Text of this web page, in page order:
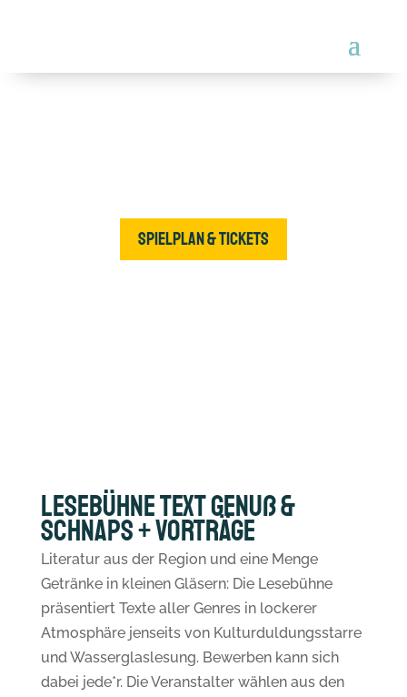
Spielplan & Tickets
Lesebühne Text Genuß &
Schnaps + Vorträge
Literatur aus der Region und eine Menge
Getränke in kleinen Gläsern: Die Lesebühne
präsentiert Texte aller Genres in lockerer
Atmosphäre jenseits von Kulturduldungsstarre
und Wasserglaslesung. Bewerben kann sich
dabei jede*r. Die Veranstalter wählen aus den